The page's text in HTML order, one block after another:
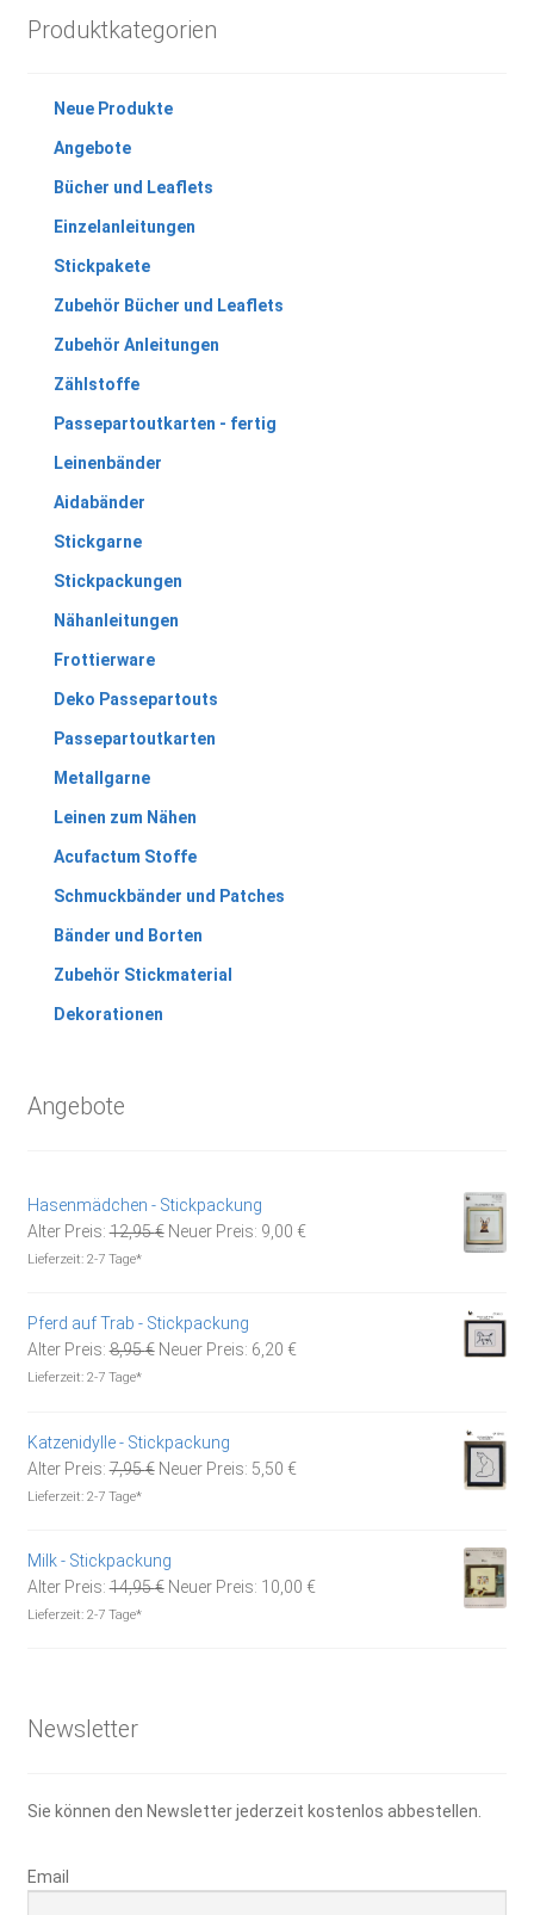
Produktkategorien
Neue Produkte
Angebote
Bücher und Leaflets
Einzelanleitungen
Stickpakete
Zubehör Bücher und Leaflets
Zubehör Anleitungen
Zählstoffe
Passepartoutkarten - fertig
Leinenbänder
Aidabänder
Stickgarne
Stickpackungen
Nähanleitungen
Frottierware
Deko Passepartouts
Passepartoutkarten
Metallgarne
Leinen zum Nähen
Acufactum Stoffe
Schmuckbänder und Patches
Bänder und Borten
Zubehör Stickmaterial
Dekorationen
Angebote
Hasenmädchen - Stickpackung
Alter Preis: 12,95€ Ursprünglicher
Neuer Preis: 9,00 €Aktueller
Lieferzeit: 2-7 Tage*
Pferd auf Trab - Stickpackung
Alter Preis: 8,95€ Ursprünglicher
Neuer Preis: 6,20 €Aktueller
Lieferzeit: 2-7 Tage*
Katzenidylle - Stickpackung
Alter Preis: 7,95€ Ursprünglicher
Neuer Preis: 5,50 €Aktueller
Lieferzeit: 2-7 Tage*
Milk - Stickpackung
Alter Preis: 14,95€ Ursprünglicher
Neuer Preis: 10,00 €Aktueller
Lieferzeit: 2-7 Tage*
Newsletter
Sie können den Newsletter jederzeit kostenlos abbestellen.
Email